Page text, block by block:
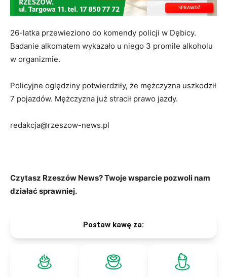
26-latka przewieziono do komendy policji w Dębicy.
Badanie alkomatem wykazało u niego 3 promile alkoholu
w organizmie.
Policyjne oględziny potwierdziły, że mężczyzna uszkodził
7 pojazdów. Mężczyzna już stracił prawo jazdy.
redakcja@rzeszow-news.pl
Czytasz Rzeszów News? Twoje wsparcie pozwoli nam
działać sprawniej.
Postaw kawę za: